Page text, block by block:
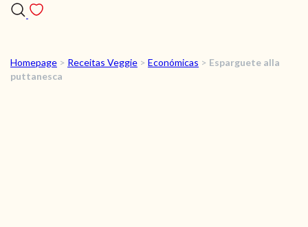
RECEITAS
Homepage > Receitas Veggie > Económicas > Esparguete alla
puttanesca